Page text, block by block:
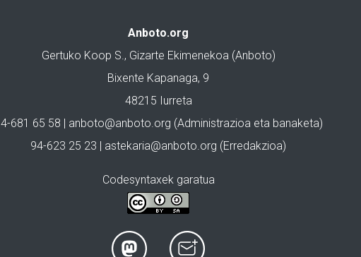
Anboto.org
Gertuko Koop S., Gizarte Ekimenekoa (Anboto)
Bixente Kapanaga, 9
48215 Iurreta
681 65 58 | anboto@anboto.org (Administrazioa eta banaketa)
94-623 25 23 | astekaria@anboto.org (Erredakzioa)
Codesyntaxek garatua